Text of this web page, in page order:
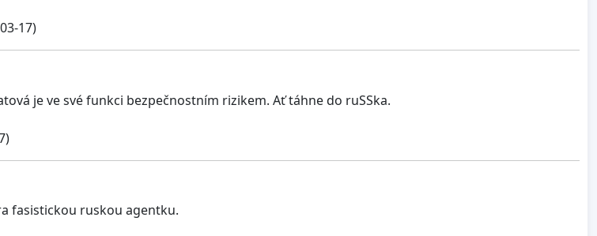
17)
je ve své funkci bezpečnostním rizikem. Ať táhne do ruSSka.
fasistickou ruskou agentku.